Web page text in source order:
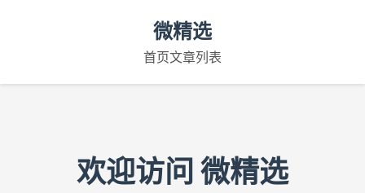
微精选
首页文章列表
欢迎访问 微精选